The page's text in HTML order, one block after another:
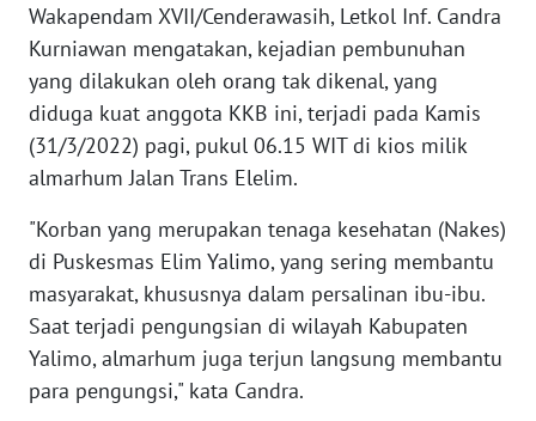
Wakapendam XVII/Cenderawasih, Letkol Inf. Candra
Kurniawan mengatakan, kejadian pembunuhan
yang dilakukan oleh orang tak dikenal, yang
diduga kuat anggota KKB ini, terjadi pada Kamis
(31/3/2022) pagi, pukul 06.15 WIT di kios milik
almarhum Jalan Trans Elelim.
"Korban yang merupakan tenaga kesehatan (Nakes)
di Puskesmas Elim Yalimo, yang sering membantu
masyarakat, khususnya dalam persalinan ibu-ibu.
Saat terjadi pengungsian di wilayah Kabupaten
Yalimo, almarhum juga terjun langsung membantu
para pengungsi," kata Candra.
MEDIA
SIBER
REDAKSI
KARIR
DISCLAIMER
Wahana
News
Regional
WN